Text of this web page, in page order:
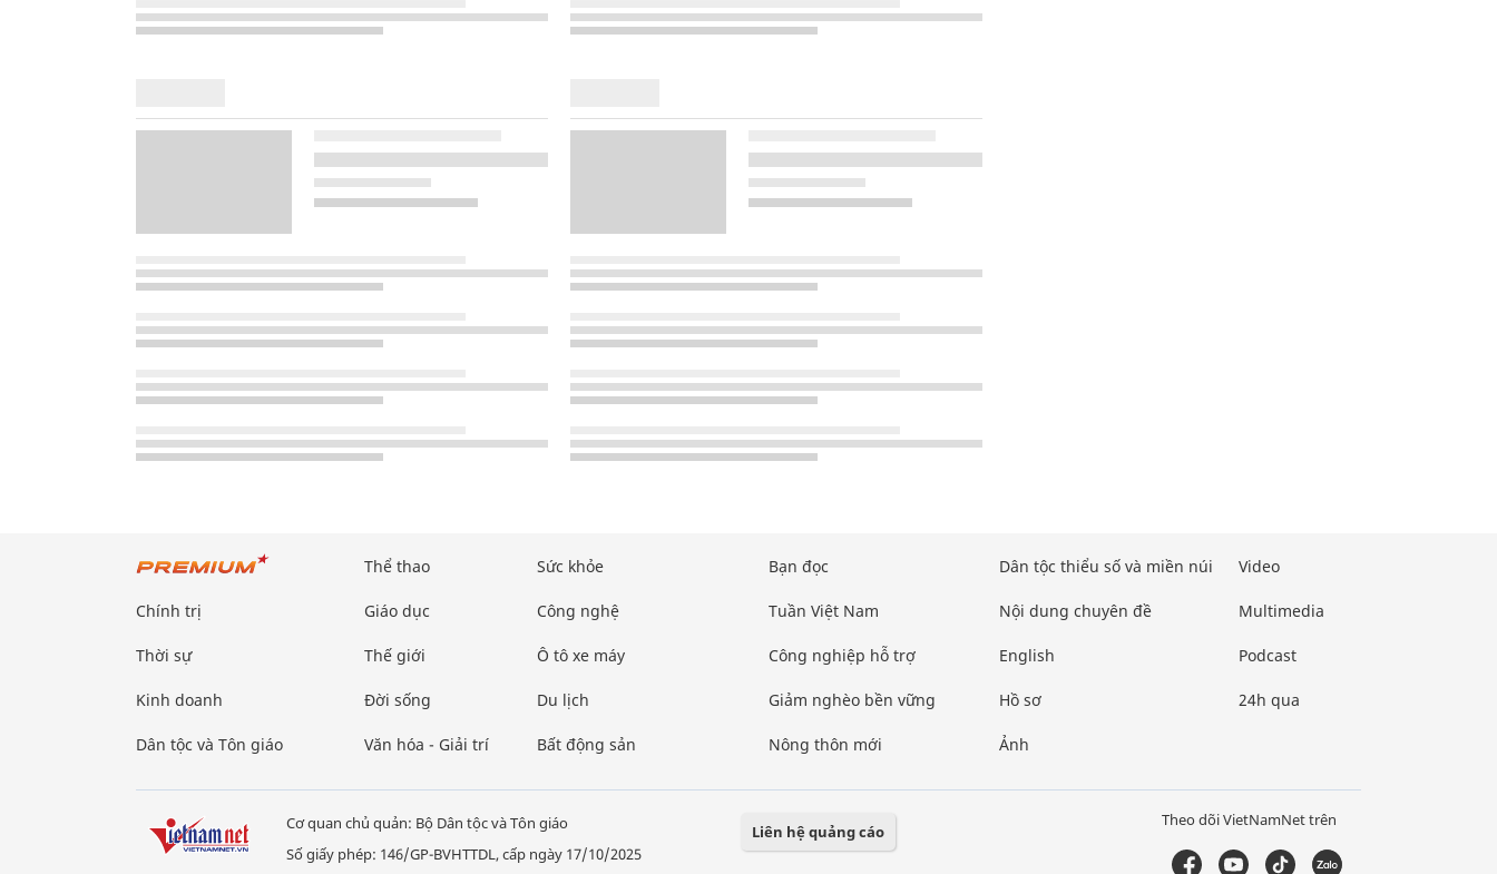
Chính trị
Thời sự
Kinh doanh
Dân tộc và Tôn giáo
Thể thao
Giáo dục
Thế giới
Đời sống
Văn hóa - Giải trí
Sức khỏe
Công nghệ
Ô tô xe máy
Du lịch
Bất động sản
Bạn đọc
Tuần Việt Nam
Công nghiệp hỗ trợ
Giảm nghèo bền vững
Nông thôn mới
Dân tộc thiểu số và miền núi
Nội dung chuyên đề
English
Hồ sơ
Ảnh
Video
Multimedia
Podcast
24h qua
Cơ quan chủ quản: Bộ Dân tộc và Tôn giáo
Số giấy phép: 146/GP-BVHTTDL, cấp ngày 17/10/2025
Liên hệ quảng cáo
Theo dõi VietNamNet trên